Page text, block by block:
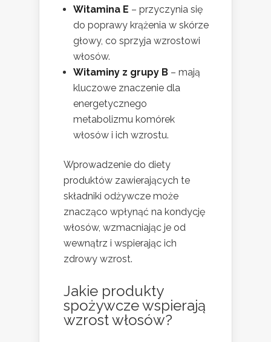
Witamina E – przyczynia się
do poprawy krążenia w skórze
głowy, co sprzyja wzrostowi
włosów.
Witaminy z grupy B – mają
kluczowe znaczenie dla
energetycznego
metabolizmu komórek
włosów i ich wzrostu.
Wprowadzenie do diety
produktów zawierających te
składniki odżywcze może
znacząco wpłynąć na kondycję
włosów, wzmacniając je od
wewnątrz i wspierając ich
zdrowy wzrost.
Jakie produkty
spożywcze wspierają
wzrost włosów?